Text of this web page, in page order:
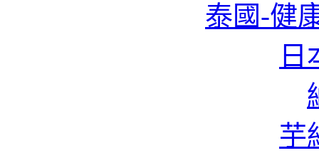
泰國-健
日
芋